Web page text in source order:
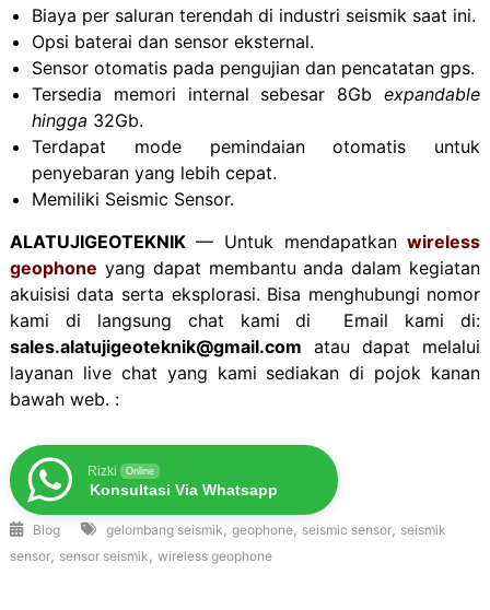
Biaya per saluran terendah di industri seismik saat ini.
Opsi baterai dan sensor eksternal.
Sensor otomatis pada pengujian dan pencatatan gps.
Tersedia memori internal sebesar 8Gbexpandable
hingga 32Gb.
Terdapat mode pemindaian otomatis untuk
penyebaran yang lebih cepat.
Memiliki Seismic Sensor.
ALATUJIGEOTEKNIK— Untuk mendapatkanwireless
geophone yang dapat membantu anda dalam kegiatan
akuisisi data serta eksplorasi. Bisa menghubungi nomor
kami di langsung chat kami di Email kami di:
sales.alatujigeoteknik@gmail.com atau dapat melalui
layanan live chat yang kami sediakan di pojok kanan
bawah web. :
Rizki Online
Konsultasi Via Whatsapp
Blog gelombang seismik , geophone, seismic sensor, seismik
sensor, sensor seismik , wireless geophone